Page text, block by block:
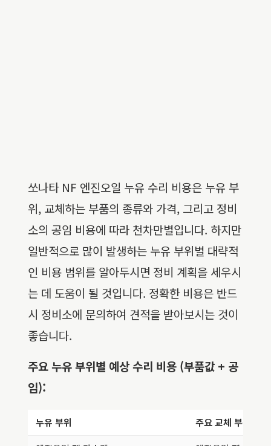
쏘나타 NF 엔진오일 누유 수리 비용은 누유 부
위, 교체하는 부품의 종류와 가격, 그리고 정비
소의 공임 비용에 따라 천차만별입니다. 하지만
일반적으로 많이 발생하는 누유 부위별 대략적
인 비용 범위를 알아두시면 정비 계획을 세우시
는 데 도움이 될 것입니다. 정확한 비용은 반드
시 정비소에 문의하여 견적을 받아보시는 것이
좋습니다.
주요 누유 부위별 예상 수리 비용 (부품값 + 공
임):
누유 부위 주요 교체 부품